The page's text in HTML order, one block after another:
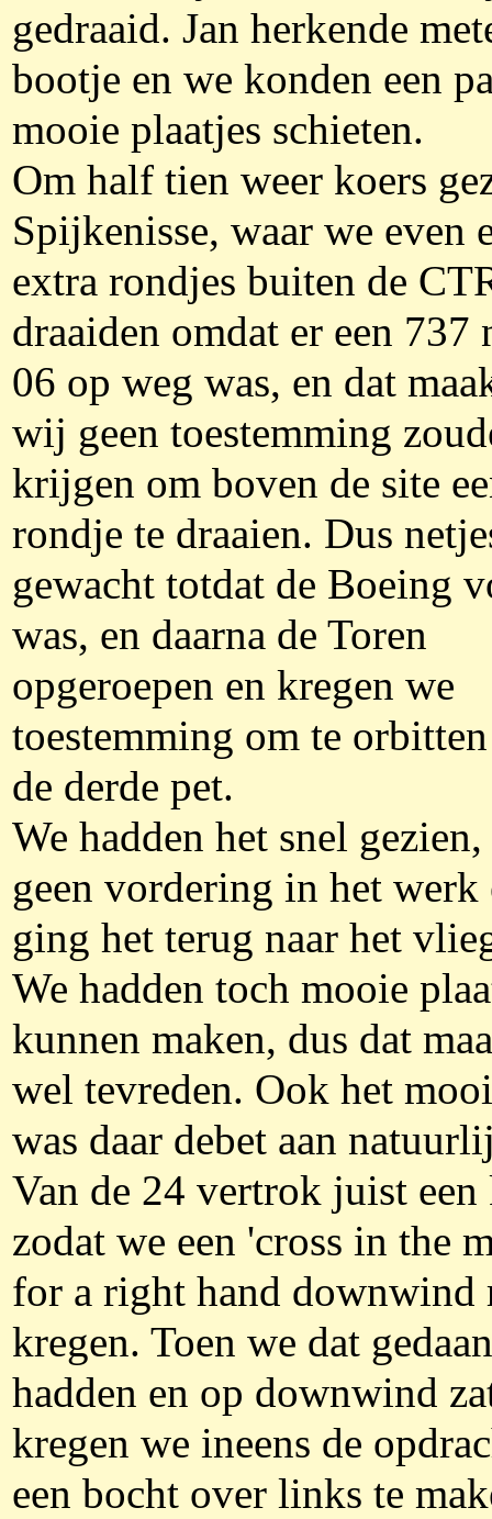
gedraaid. Jan herkende
bootje en we konden een
mooie plaatjes schieten.
Om half tien weer koers
Spijkenisse, waar we even
extra rondjes buiten de
draaiden omdat er een 737
06 op weg was, en dat
wij geen toestemming
krijgen om boven de site
rondje te draaien. Dus
gewacht totdat de Boeing
was, en daarna de Toren
opgeroepen en kregen we
toestemming om te
de derde pet.
We hadden het snel
geen vordering in het werk
ging het terug naar het
We hadden toch mooie
kunnen maken, dus dat
wel tevreden. Ook het
was daar debet aan
Van de 24 vertrok juist een
zodat we een 'cross in the
for a right hand downwind
kregen. Toen we dat gedaan
hadden en op downwind
kregen we ineens de
een bocht over links te